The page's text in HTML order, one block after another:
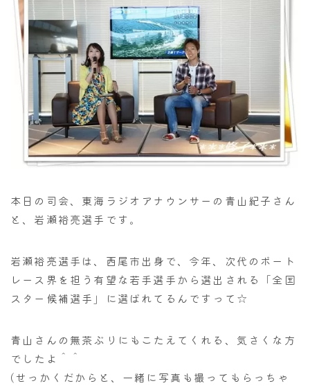
本日の司会、東海ラジオアナウンサーの青山紀子さん
と、岩瀬裕亮選手です。
岩瀬裕亮選手は、西尾市出身で、今年、次代のボート
レース界を担う有望な若手選手から選出される「全国
スター候補選手」に選ばれてるんですって☆
青山さんの無茶ぶりにもこたえてくれる、気さくな方
でしたよ＾＾
(せっかくだからと、一緒に写真も撮ってもらっちゃ